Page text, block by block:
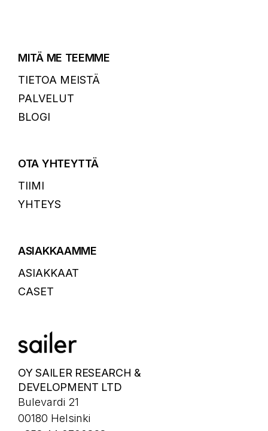
MITÄ ME TEEMME
TIETOA MEISTÄ
PALVELUT
BLOGI
OTA YHTEYTTÄ
TIIMI
YHTEYS
ASIAKKAAMME
ASIAKKAAT
CASET
OY SAILER RESEARCH &
DEVELOPMENT LTD
Bulevardi 21
00180 Helsinki